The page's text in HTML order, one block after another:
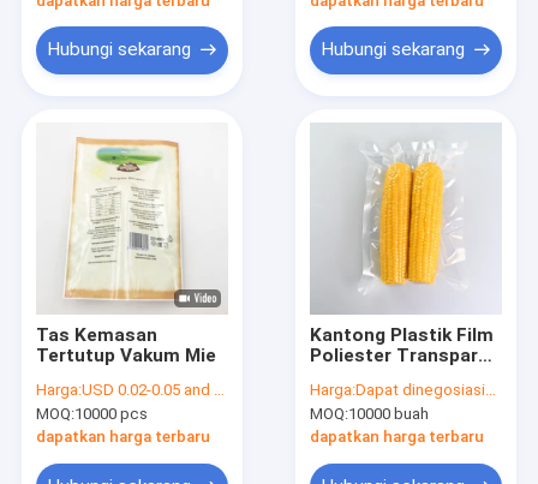
Hubungi sekarang Hubungi sekarang
Tas Kemasan
Tertutup Vakum Mie
Harga:USD 0.02-0.05 and negotiation
MOQ:10000 pcs
dapatkan harga terbaru
Kantong Plastik Film
Poliester Transparan
Kantong Vakum Food
Grade, Dengan
Permukaan Gravure
Pengemasan Daging
Harga:Dapat dinegosiasikan
MOQ:10000 buah
dapatkan harga terbaru